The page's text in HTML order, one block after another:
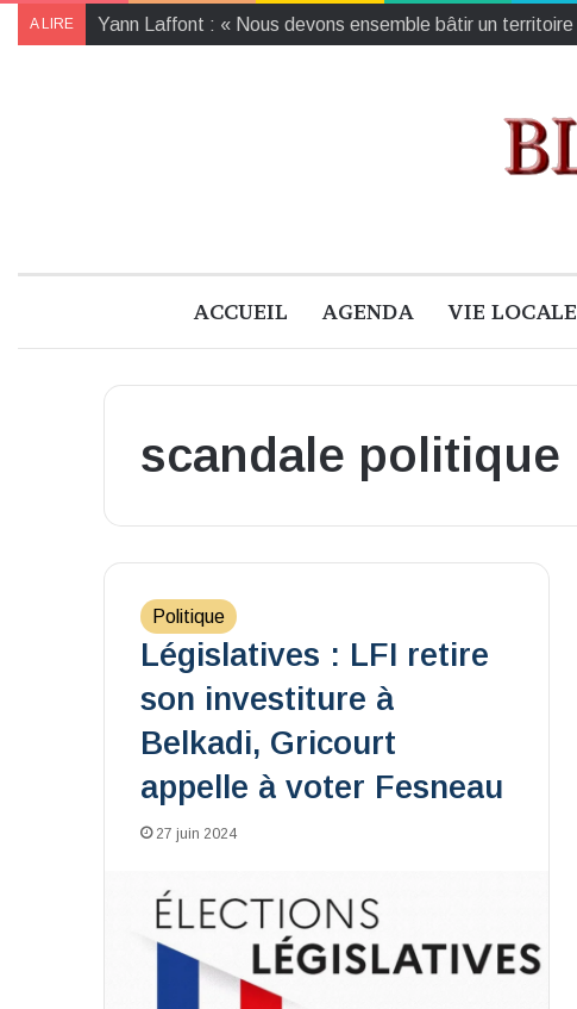
A LIRE bd BOUM 2024 : les lauréat·es des sept prix
ACCUEIL AGENDA VIE LOCALE
scandale politique
Politique
Législatives : LFI retire
son investiture à
Belkadi, Gricourt
appelle à voter Fesneau
27 juin 2024